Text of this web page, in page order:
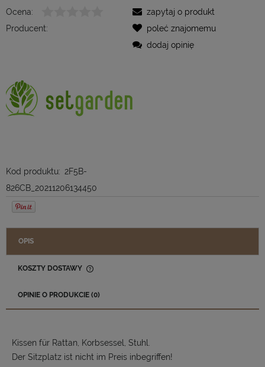
Ocena:
Producent:
Kod produktu: 2F5B-
826CB_20211206134450
zapytaj o produkt
poleć znajomemu
dodaj opinię
OPIS
KOSZTY DOSTAWY
OPINIE O PRODUKCIE (0)
Kissen für Rattan, Korbsessel, Stuhl.
Der Sitzplatz ist nicht im Preis inbegriffen!